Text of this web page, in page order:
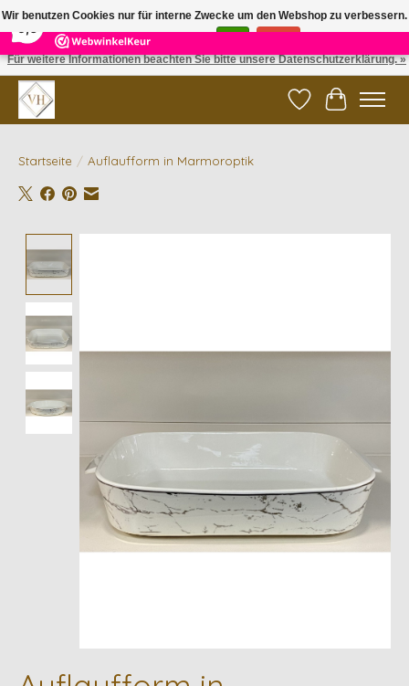
5 Reviews ×
✓ Gratis verzending vanaf €200 | ✓ 14 dagen retourneren
Wunschzettel
Ihr
Startseite / Auflaufform in Marmoroptik
Wir benutzen Cookies nur für interne Zwecke um den Webshop zu verbessern.
Ist das in Ordnung?
Für weitere Informationen beachten Sie bitte unsere Datenschutzerklärung. »